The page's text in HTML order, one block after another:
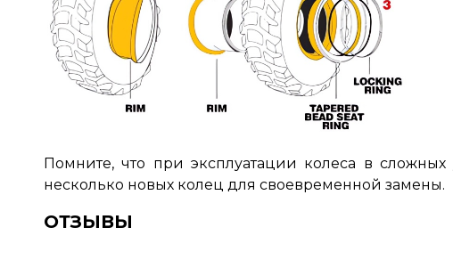
Помните, что при эксплуатации колеса в
несколько новых колец для своевременной замены.
ОТЗЫВЫ